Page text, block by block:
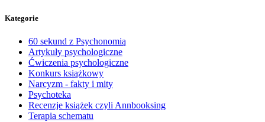
Kategorie
60 sekund z Psychonomią
Artykuły psychologiczne
Ćwiczenia psychologiczne
Konkurs książkowy
Narcyzm - fakty i mity
Psychoteka
Recenzje książek czyli Annbooksing
Terapia schematu